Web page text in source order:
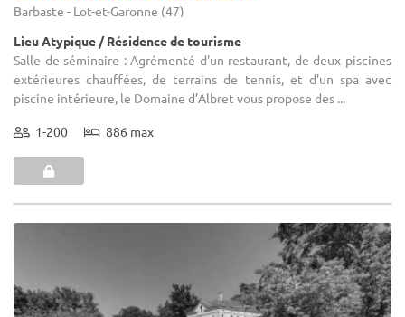
Barbaste - Lot-et-Garonne (47)
Lieu Atypique / Résidence de tourisme
Salle de séminaire : Agrémenté d'un restaurant, de deux piscines
extérieures chauffées, de terrains de tennis, et d’un spa avec
piscine intérieure, le Domaine d’Albret vous propose des ...
1-200 886 max